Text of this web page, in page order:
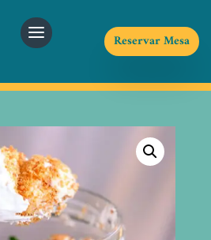
Reservar Mesa